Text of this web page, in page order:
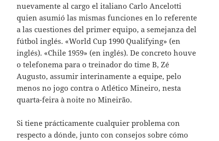
nuevamente al cargo el italiano Carlo Ancelotti
quien asumió las mismas funciones en lo referente
a las cuestiones del primer equipo, a semejanza del
fútbol inglés. «World Cup 1990 Qualifying» (en
inglés). «Chile 1959» (en inglés). De concreto houve
o telefonema para o treinador do time B, Zé
Augusto, assumir interinamente a equipe, pelo
menos no jogo contra o Atlético Mineiro, nesta
quarta-feira à noite no Mineirão.
Si tiene prácticamente cualquier problema con
respecto a dónde, junto con consejos sobre cómo